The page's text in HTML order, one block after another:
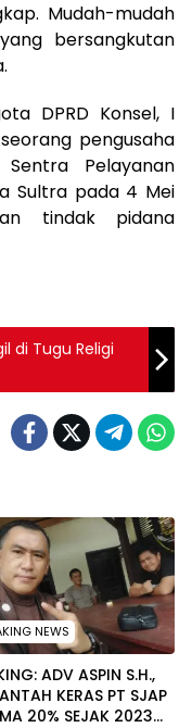
Mudah-mudah
bersangkutan
DPRD Konsel, I
pengusaha
Pelayanan
Sultra pada 4 Mei
tindak pidana
di Tugu Religi
NEWS
ADV ASPIN S.H.,
KERAS PT SJAP
20% SEJAK 2023